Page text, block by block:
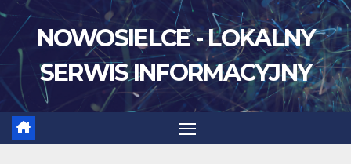
Skip
content
NOWOSIELCE - LOKALNY
SERWIS INFORMACYJNY